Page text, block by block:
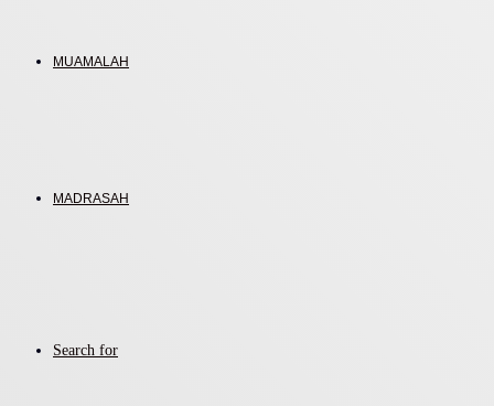
MUAMALAH
MADRASAH
Search for